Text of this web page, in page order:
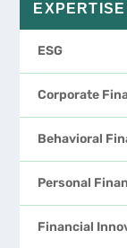
EXPERTISE
ESG
Corporate
Behavioral
Personal
Financial